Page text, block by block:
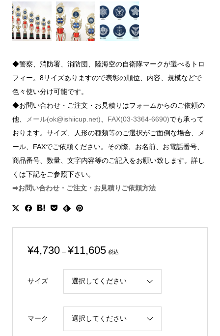
◆警察、消防署、消防団、陸海空の自衛隊マークが選べるトロ
フィー。8サイズありますので表彰の順位、内容、規模などで
色々使い分け可能です。
◆お問い合わせ・ご注文・お見積りはフォームからのご依頼の
他、
メール(ok@ishiicup.net) FAX(03-3364-6690)でも承って
おります。サイズ、人形の種類等のご選択がご面倒な場合、メ
ール、FAXでご依頼ください。その際、お名前、お電話番号、
商品番号、数量、文字内容等のご記入をお願い致します。詳し
くは下記をご参照下さい。
➡お問い合わせ・ご注文・お見積りご依頼方法
¥4,730 – ¥11,605価
¥11,605
税込
サイズ
マーク